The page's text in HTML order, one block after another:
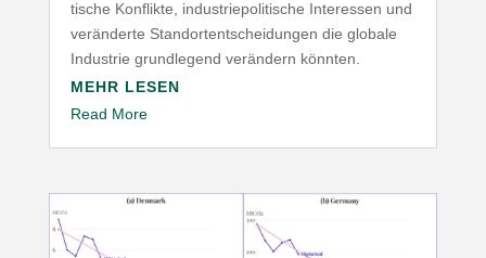
tische Konflikte, indus­trie­po­li­tische Inter­essen und
verän­derte Stand­ort­ent­schei­dungen die globale
Industrie grund­legend verändern könnten.
MEHR LESEN
Read More